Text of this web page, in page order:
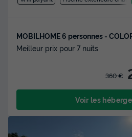
MOBILHOME 6 personnes -
Meilleur prix pour 7 nuits
360 €
Voir les